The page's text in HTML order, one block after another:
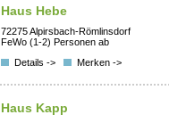
Haus Hebe
72275 Alpirsbach-Römlinsdorf
FeWo (1-2) Personen ab
Details ->
Merken ->
Haus Kapp